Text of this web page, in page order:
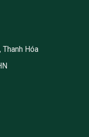
Hóa